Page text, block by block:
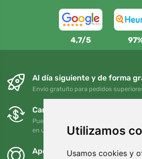
Utilizamos
Usamos cookies y
4,7/5
Al día siguiente y de forma
Envío gratuito para pedidos
Cambios y devoluciones
Puede devolver o cambiar su pedido
en un plazo de 90 días
Apoyamos a Trees.org